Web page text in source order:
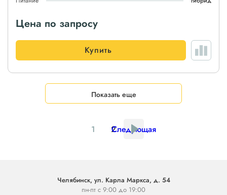
Цена по запросу
Купить
Показать еще
1 2
Следующая
Челябинск, ул. Карла Маркса, д. 54
пн-пт с 9:00 до 19:00